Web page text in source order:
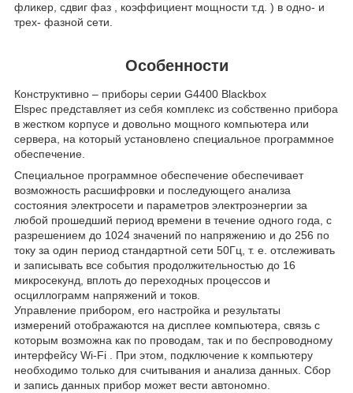
фликер, сдвиг фаз , коэффициент мощности т.д. ) в одно- и
трех- фазной сети.
Особенности
Конструктивно – приборы серии G4400 Blackbox
Elspec представляет из себя комплекс из собственно прибора
в жестком корпусе и довольно мощного компьютера или
сервера, на который установлено специальное программное
обеспечение.
Специальное программное обеспечение обеспечивает
возможность расшифровки и последующего анализа
состояния электросети и параметров электроэнергии за
любой прошедший период времени в течение одного года, с
разрешением до 1024 значений по напряжению и до 256 по
току за один период стандартной сети 50Гц, т. е. отслеживать
и записывать все события продолжительностью до 16
микросекунд, вплоть до переходных процессов и
осциллограмм напряжений и токов.
Управление прибором, его настройка и результаты
измерений отображаются на дисплее компьютера, связь с
которым возможна как по проводам, так и по беспроводному
интерфейсу Wi-Fi . При этом, подключение к компьютеру
необходимо только для считывания и анализа данных. Сбор
и запись данных прибор может вести автономно.